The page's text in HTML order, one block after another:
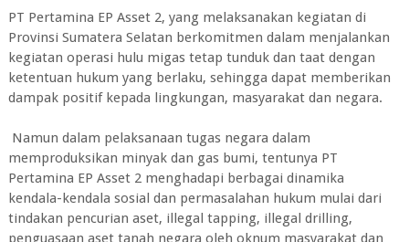
PT Pertamina EP Asset 2, yang melaksanakan kegiatan di
Provinsi Sumatera Selatan berkomitmen dalam menjalankan
kegiatan operasi hulu migas tetap tunduk dan taat dengan
ketentuan hukum yang berlaku, sehingga dapat memberikan
dampak positif kepada lingkungan, masyarakat dan negara.
Namun dalam pelaksanaan tugas negara dalam
memproduksikan minyak dan gas bumi, tentunya PT
Pertamina EP Asset 2 menghadapi berbagai dinamika
kendala-kendala sosial dan permasalahan hukum mulai dari
tindakan pencurian aset, illegal tapping, illegal drilling,
penguasaan aset tanah negara oleh oknum masyarakat dan